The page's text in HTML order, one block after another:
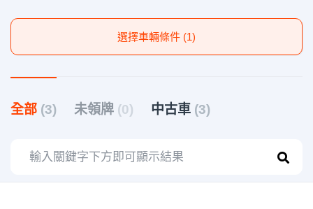
選擇車輛條件 (1)
全部 (3) 未領牌 (0) 中古車 (3)